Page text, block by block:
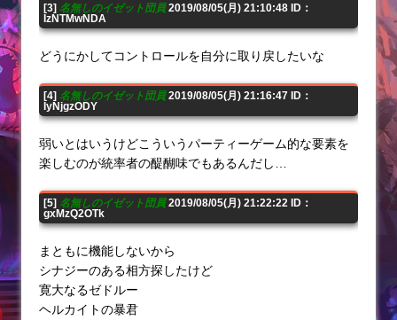
[3] 名無しのイゼット団員2019/08/05(月) 21:10:48 ID：
IzNTMwNDA
どうにかしてコントロールを自分に取り戻したいな
[4] 名無しのイゼット団員2019/08/05(月) 21:16:47 ID：
IyNjgzODY
弱いとはいうけどこういうパーティーゲーム的な要素を
楽しむのが統率者の醍醐味でもあるんだし…
[5] 名無しのイゼット団員2019/08/05(月) 21:22:22 ID：
gxMzQ2OTk
まともに機能しないから
シナジーのある相方探したけど
寛大なるゼドルー
ヘルカイトの暴君